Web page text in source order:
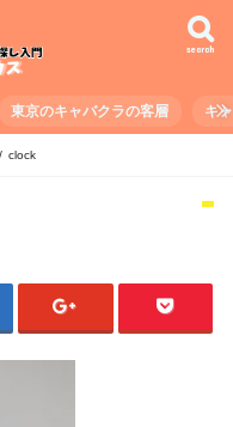
search
東京のキャバクラの客層 キ
clock